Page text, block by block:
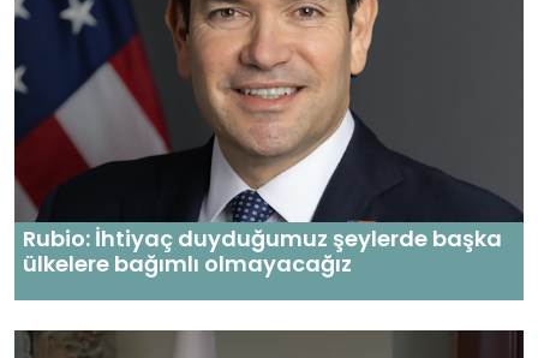
Rubio: İhtiyaç duyduğumuz şeylerde başka
ülkelere bağımlı olmayacağız